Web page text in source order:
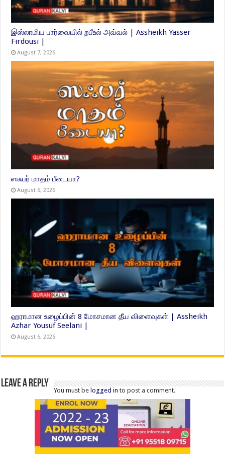
இஸ்லாமிய பார்வையில் றபீஉல் அவ்வல் | Assheikh Yasser
Firdousi |
August 7, 2026
ஸஃபர் மாதம் பீடையா?
August 6, 2026
ஹராமான உழைப்பின் 8 மோசமான தீய விளைவுகள் | Assheikh
Azhar Yousuf Seelani |
August 6, 2026
Leave a Reply
You must belogged in to post a comment.